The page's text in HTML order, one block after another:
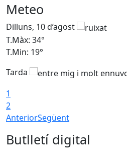
Meteo
Dilluns, 10 d’agost
T.Màx: 34°
T.Min: 19°
Tarda
1
2
AnteriorSegüent
Butlletí digital